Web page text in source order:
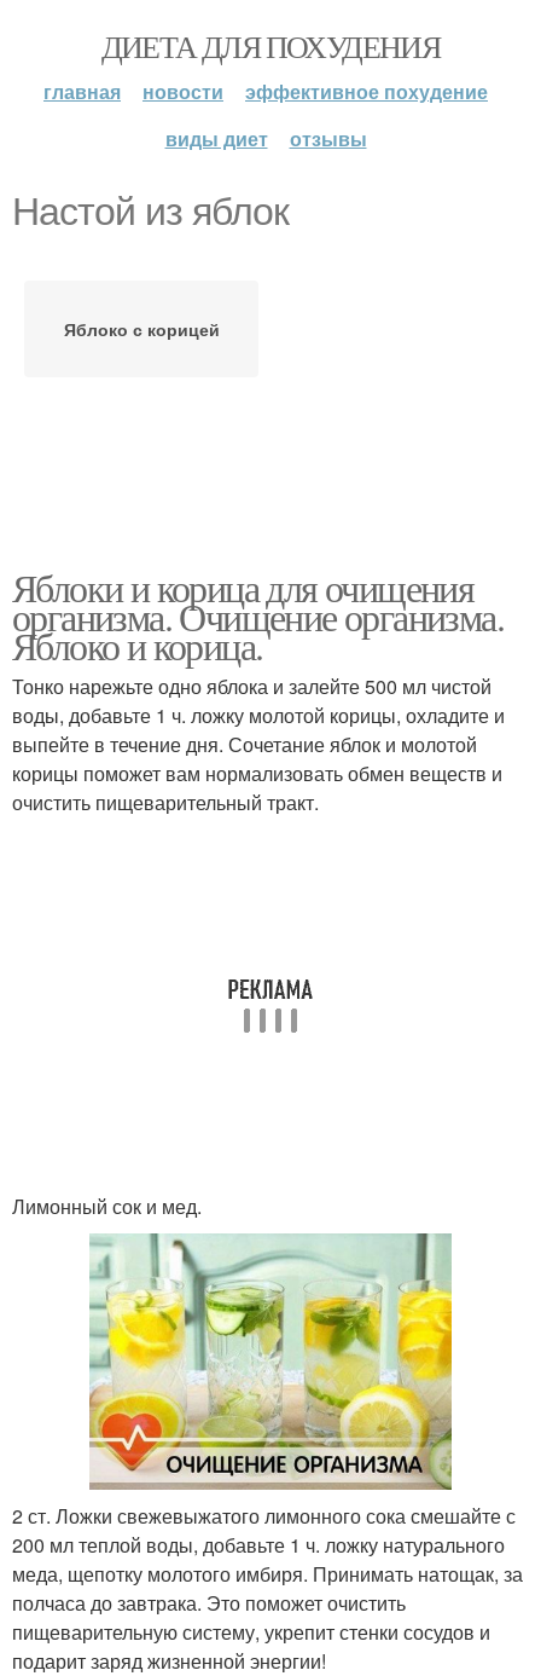
ДИЕТА ДЛЯ ПОХУДЕНИЯ
главная новости
эффективное похудение
виды диет
отзывы
Настой из яблок
Яблоко с корицей
Яблоки и корица для очищения
организма. Очищение организма.
Яблоко и корица.
Тонко нарежьте одно яблока и залейте 500 мл чистой
воды, добавьте 1 ч. ложку молотой корицы, охладите и
выпейте в течение дня. Сочетание яблок и молотой
корицы поможет вам нормализовать обмен веществ и
очистить пищеварительный тракт.
Лимонный сок и мед.
2 ст. Ложки свежевыжатого лимонного сока смешайте с
200 мл теплой воды, добавьте 1 ч. ложку натурального
меда, щепотку молотого имбиря. Принимать натощак, за
полчаса до завтрака. Это поможет очистить
пищеварительную систему, укрепит стенки сосудов и
подарит заряд жизненной энергии!